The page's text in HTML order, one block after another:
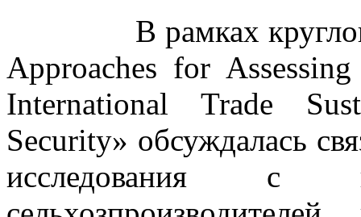
В рамках круглого
Approaches for
International Trade
Security» обсуждалась
исследования с